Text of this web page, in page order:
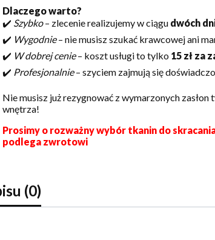
Dlaczego warto?
✔️ Szybko– zlecenie realizujemy w ciągu dwóch
✔️ Wygodnie– nie musisz szukać krawcowej ani
✔️ W dobrej cenie– koszt usługi to tylko 15 zł za
✔️ Profesjonalnie– szyciem zajmują się
Nie musisz już rezygnować z wymarzonych
wnętrza!
Prosimy o rozważny wybór tkanin do
podlega zwrotowi
(0)